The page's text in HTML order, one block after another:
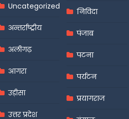
Uncategorized
अन्तर्राष्ट्रीय
अलीगढ़
आगरा
उड़ीसा
उत्तर प्रदेश
निविदा
पंजाब
पटना
पर्यटन
प्रयागराज